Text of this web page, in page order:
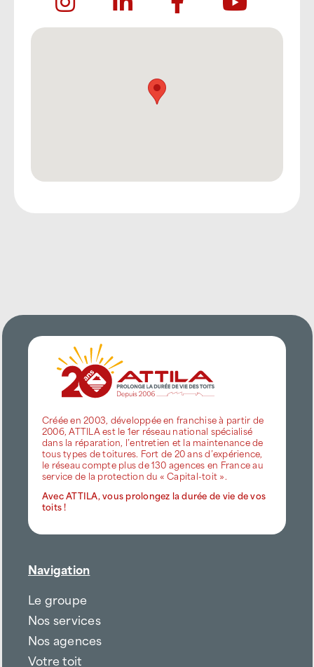
Créée en 2003, développée en franchise à partir de
2006, ATTILA est le 1er réseau national spécialisé
dans la réparation, l’entretien et la maintenance de
tous types de toitures. Fort de 20 ans d’expérience,
le réseau compte plus de 130 agences en France au
service de la protection du « Capital-toit ».
Avec ATTILA, vous prolongez la durée de vie de vos
toits !
Navigation
Le groupe
Nos services
Nos agences
Votre toit